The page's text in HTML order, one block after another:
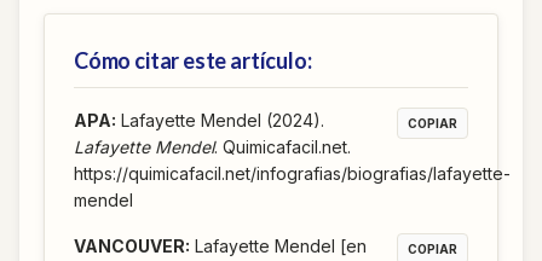
Cómo citar este artículo:
APA: Lafayette Mendel (2024).
Lafayette Mendel. Quimicafacil.net.
https://quimicafacil.net/infografias/biografias/lafayette-
mendel
COPIAR
VANCOUVER: Lafayette Mendel [en
COPIAR